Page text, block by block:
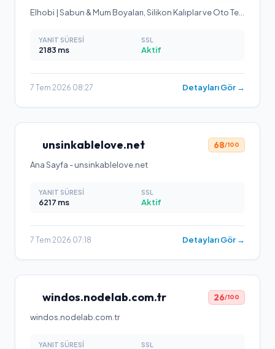
YANIT SÜRESI
2183 ms
SSL
Aktif
7 Tem 2026 08:27 Detayları Gör →
unsinkablelove.net 68/100
Ana Sayfa - unsinkablelove.net
YANIT SÜRESI
6217 ms
SSL
Aktif
7 Tem 2026 07:18 Detayları Gör →
windos.nodelab.com.tr 26/100
windos.nodelab.com.tr
YANIT SÜRESI SSL